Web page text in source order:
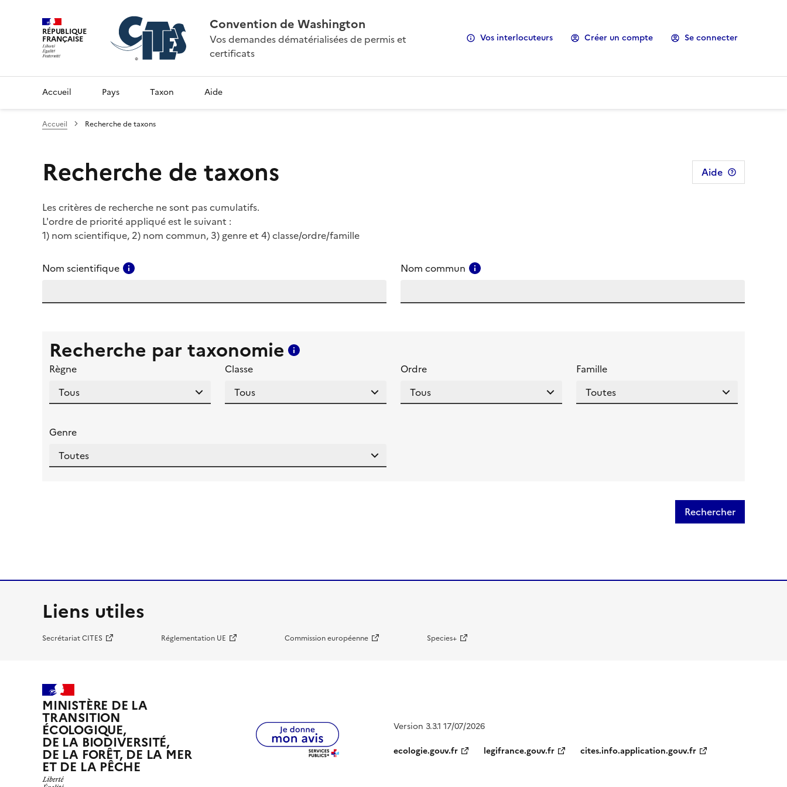
RÉPUBLIQUE
FRANÇAISE
Convention de Washington
Vos demandes dématérialisées de permis et
certificats
Vos interlocuteurs Créer un compte Se connecter
Accueil Pays Taxon Aide
Accueil Recherche de taxons
Recherche de taxons Aide
Les critères de recherche ne sont pas cumulatifs.
L'ordre de priorité appliqué est le suivant :
1) nom scientifique, 2) nom commun, 3) genre et 4) classe/ordre/famille
Nom scientifique Nom commun
Recherche par taxonomie
Règne
Classe Ordre Famille
Genre
Rechercher
Liens utiles
Secrétariat CITES Réglementation UE Commission européenne Species+
MINISTÈRE DE LA
TRANSITION
ÉCOLOGIQUE,
DE LA BIODIVERSITÉ,
DE LA FORÊT, DE LA MER
ET DE LA PÊCHE
Version 3.3.1 17/07/2026
ecologie.gouv.fr
legifrance.gouv.fr cites.info.application.gouv.fr